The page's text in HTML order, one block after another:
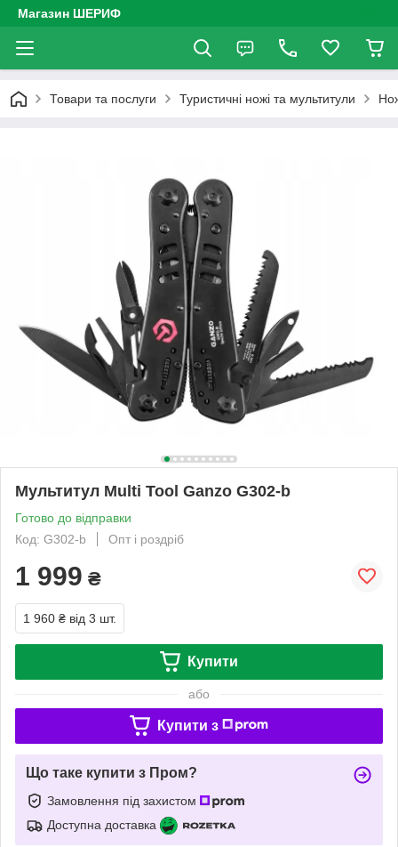
Магазин ШЕРИФ
Товари та послуги Туристичні ножі та мультитули
Мультитул Multi Tool Ganzo G302-b
Готово до відправки
Код: G302-b
Опт і роздріб
1 999 ₴
1 960 ₴ від 3 шт.
Купити
або
Купити з
Що таке купити з Пром?
Замовлення під захистом
Доступна доставка